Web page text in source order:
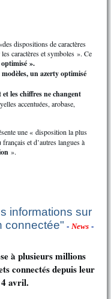
dispositions de caractères
caractères et symboles ». Ce
».
un azerty optimisé
les chiffres ne changent
accentuées, arobase,
une « disposition la plus
et d’autres langues à
».
informations sur
connectée" - News -
à plusieurs millions
connectés depuis leur
avril.